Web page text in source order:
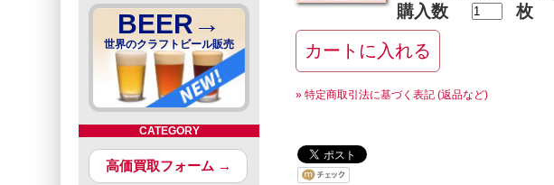
BEER→
世界のクラフトビール販売
CATEGORY
高価買取フォーム →
購入数
枚
» 特定商取引法に基づく表記 (返品など)